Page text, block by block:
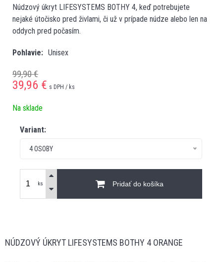
Núdzový úkryt LIFESYSTEMS BOTHY 4, keď potrebujete
nejaké útočisko pred živlami, či už v prípade núdze alebo len na
oddych pred počasím.
Pohlavie Unisex
99,90 €
39,96 € s DPH / ks
Na sklade
Variant:
4 OSOBY
ks Pridať do košíka
NÚDZOVÝ ÚKRYT LIFESYSTEMS BOTHY 4 ORANGE